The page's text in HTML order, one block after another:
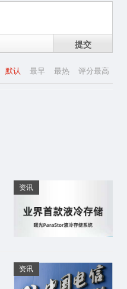
提交
默认 最早 最热 评分最高
资讯
资讯